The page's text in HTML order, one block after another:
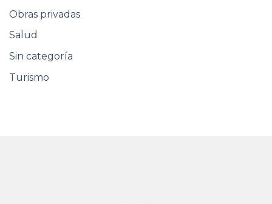
Obras privadas
Salud
Sin categoría
Turismo